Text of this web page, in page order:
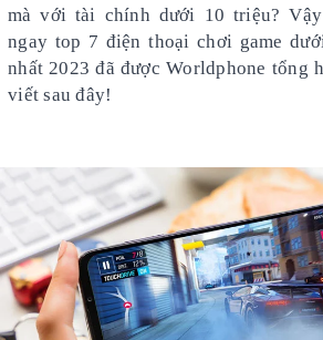
mà với tài chính dưới 10 triệu?
ngay top 7 điện thoại chơi game
nhất 2023 đã được Worldphone tổng
viết sau đây!